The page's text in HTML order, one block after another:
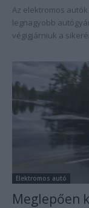
Az elektromos
legnagyobb
végigjárniuk a
Elektromos autó
Meglepően